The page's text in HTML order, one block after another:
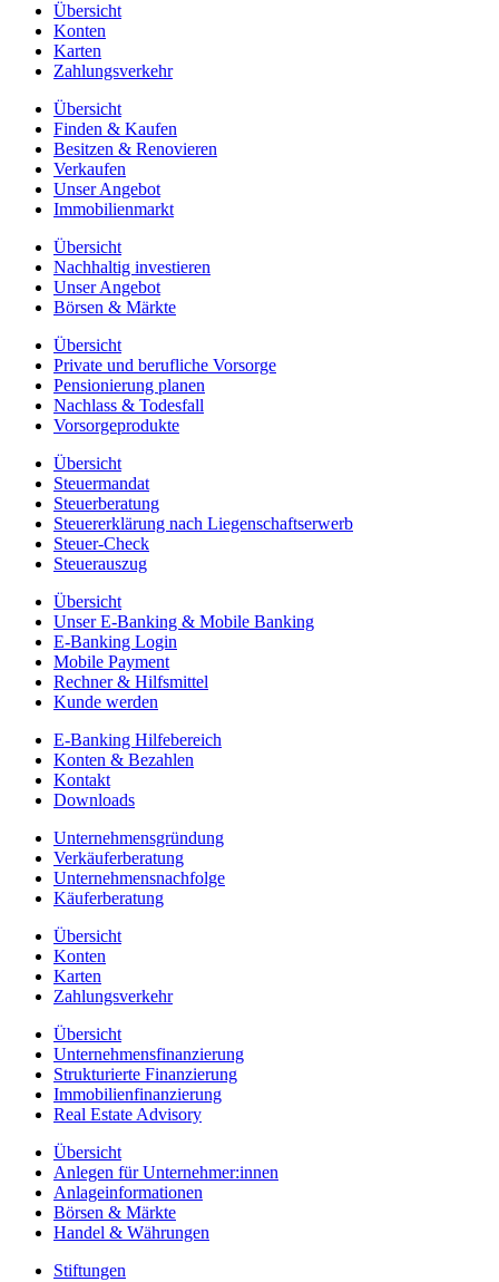
Übersicht
Konten
Karten
Zahlungsverkehr
Übersicht
Finden & Kaufen
Besitzen & Renovieren
Verkaufen
Unser Angebot
Immobilienmarkt
Übersicht
Nachhaltig investieren
Unser Angebot
Börsen & Märkte
Übersicht
Private und berufliche Vorsorge
Pensionierung planen
Nachlass & Todesfall
Vorsorgeprodukte
Übersicht
Steuermandat
Steuerberatung
Steuererklärung nach Liegenschaftserwerb
Steuer-Check
Steuerauszug
Übersicht
Unser E-Banking & Mobile Banking
E-Banking Login
Mobile Payment
Rechner & Hilfsmittel
Kunde werden
E-Banking Hilfebereich
Konten & Bezahlen
Kontakt
Downloads
Unternehmensgründung
Verkäuferberatung
Unternehmensnachfolge
Käuferberatung
Übersicht
Konten
Karten
Zahlungsverkehr
Übersicht
Unternehmensfinanzierung
Strukturierte Finanzierung
Immobilienfinanzierung
Real Estate Advisory
Übersicht
Anlegen für Unternehmer:innen
Anlageinformationen
Börsen & Märkte
Handel & Währungen
Stiftungen